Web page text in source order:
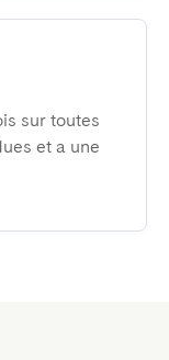
sur toutes
et a une